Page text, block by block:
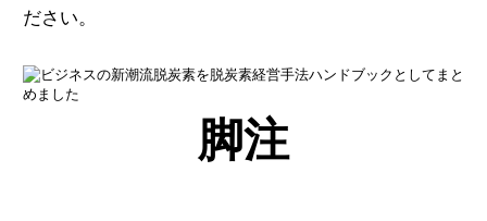
ださい。
脚注